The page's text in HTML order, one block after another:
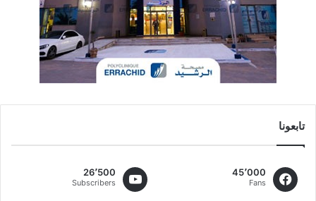
تابعونا
45٬000
Fans
26٬500
Subscribers